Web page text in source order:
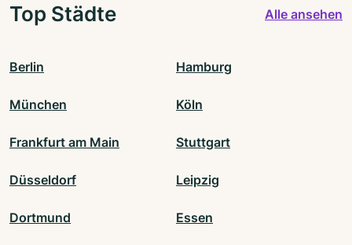
Top Städte Alle ansehen
Berlin Hamburg
München Köln
Frankfurt am Main Stuttgart
Düsseldorf Leipzig
Dortmund Essen